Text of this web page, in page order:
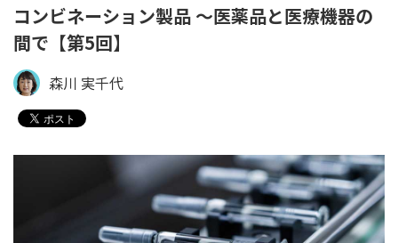
コンビネーション製品 ～医薬品と医療機器の
間で【第5回】
森川 実千代